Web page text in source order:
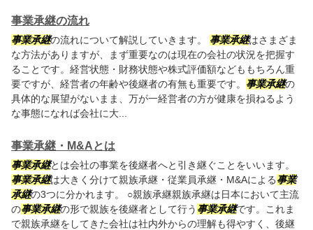
事業承継の流れ
事業承継の流れについて解説していきます。 事業承継はさまざま
な方法がありますが、まず重要なのは現在の会社の状況を把握す
ることです。経営状態・財務状態や株式評価額などももちろん重
要ですが、経営者の年齢や後継者の有無も重要です。 事業承継の
具体的な展望がないまま、万が一経営者の方が健康を損ねるよう
な事態になれば会社に大...
事業承継・M&Aとは
事業承継とは会社の事業を後継者へと引き継ぐことをいいます。
事業承継は大きく分けて親族承継・従業員承継・M&Aによる事業
承継の3つに分かれます。 ○親族承継親族承継は日本において主流
の事業承継の形で親族を後継者として行う 事業承継です。これま
で親族承継をしてきた会社は社内外からの理解も得やすく、後継